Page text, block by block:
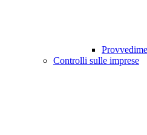
Controlli sulle imprese